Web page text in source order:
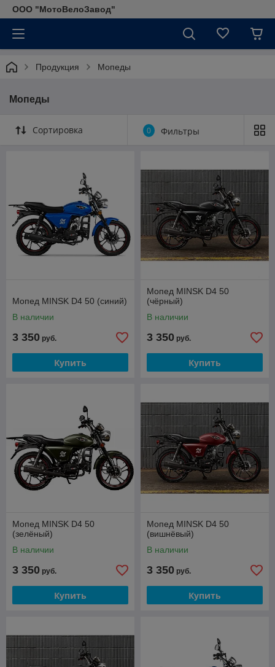
ООО "МотоВелоЗавод"
Продукция Мопеды
Мопеды
Сортировка 0 Фильтры
Мопед MINSK D4 50 (синий)
В наличии
3 350 руб.
Купить
Мопед MINSK D4 50
(чёрный)
В наличии
3 350 руб.
Купить
Мопед MINSK D4 50
(зелёный)
В наличии
3 350 руб.
Купить
Мопед MINSK D4 50
(вишнёвый)
В наличии
3 350 руб.
Купить